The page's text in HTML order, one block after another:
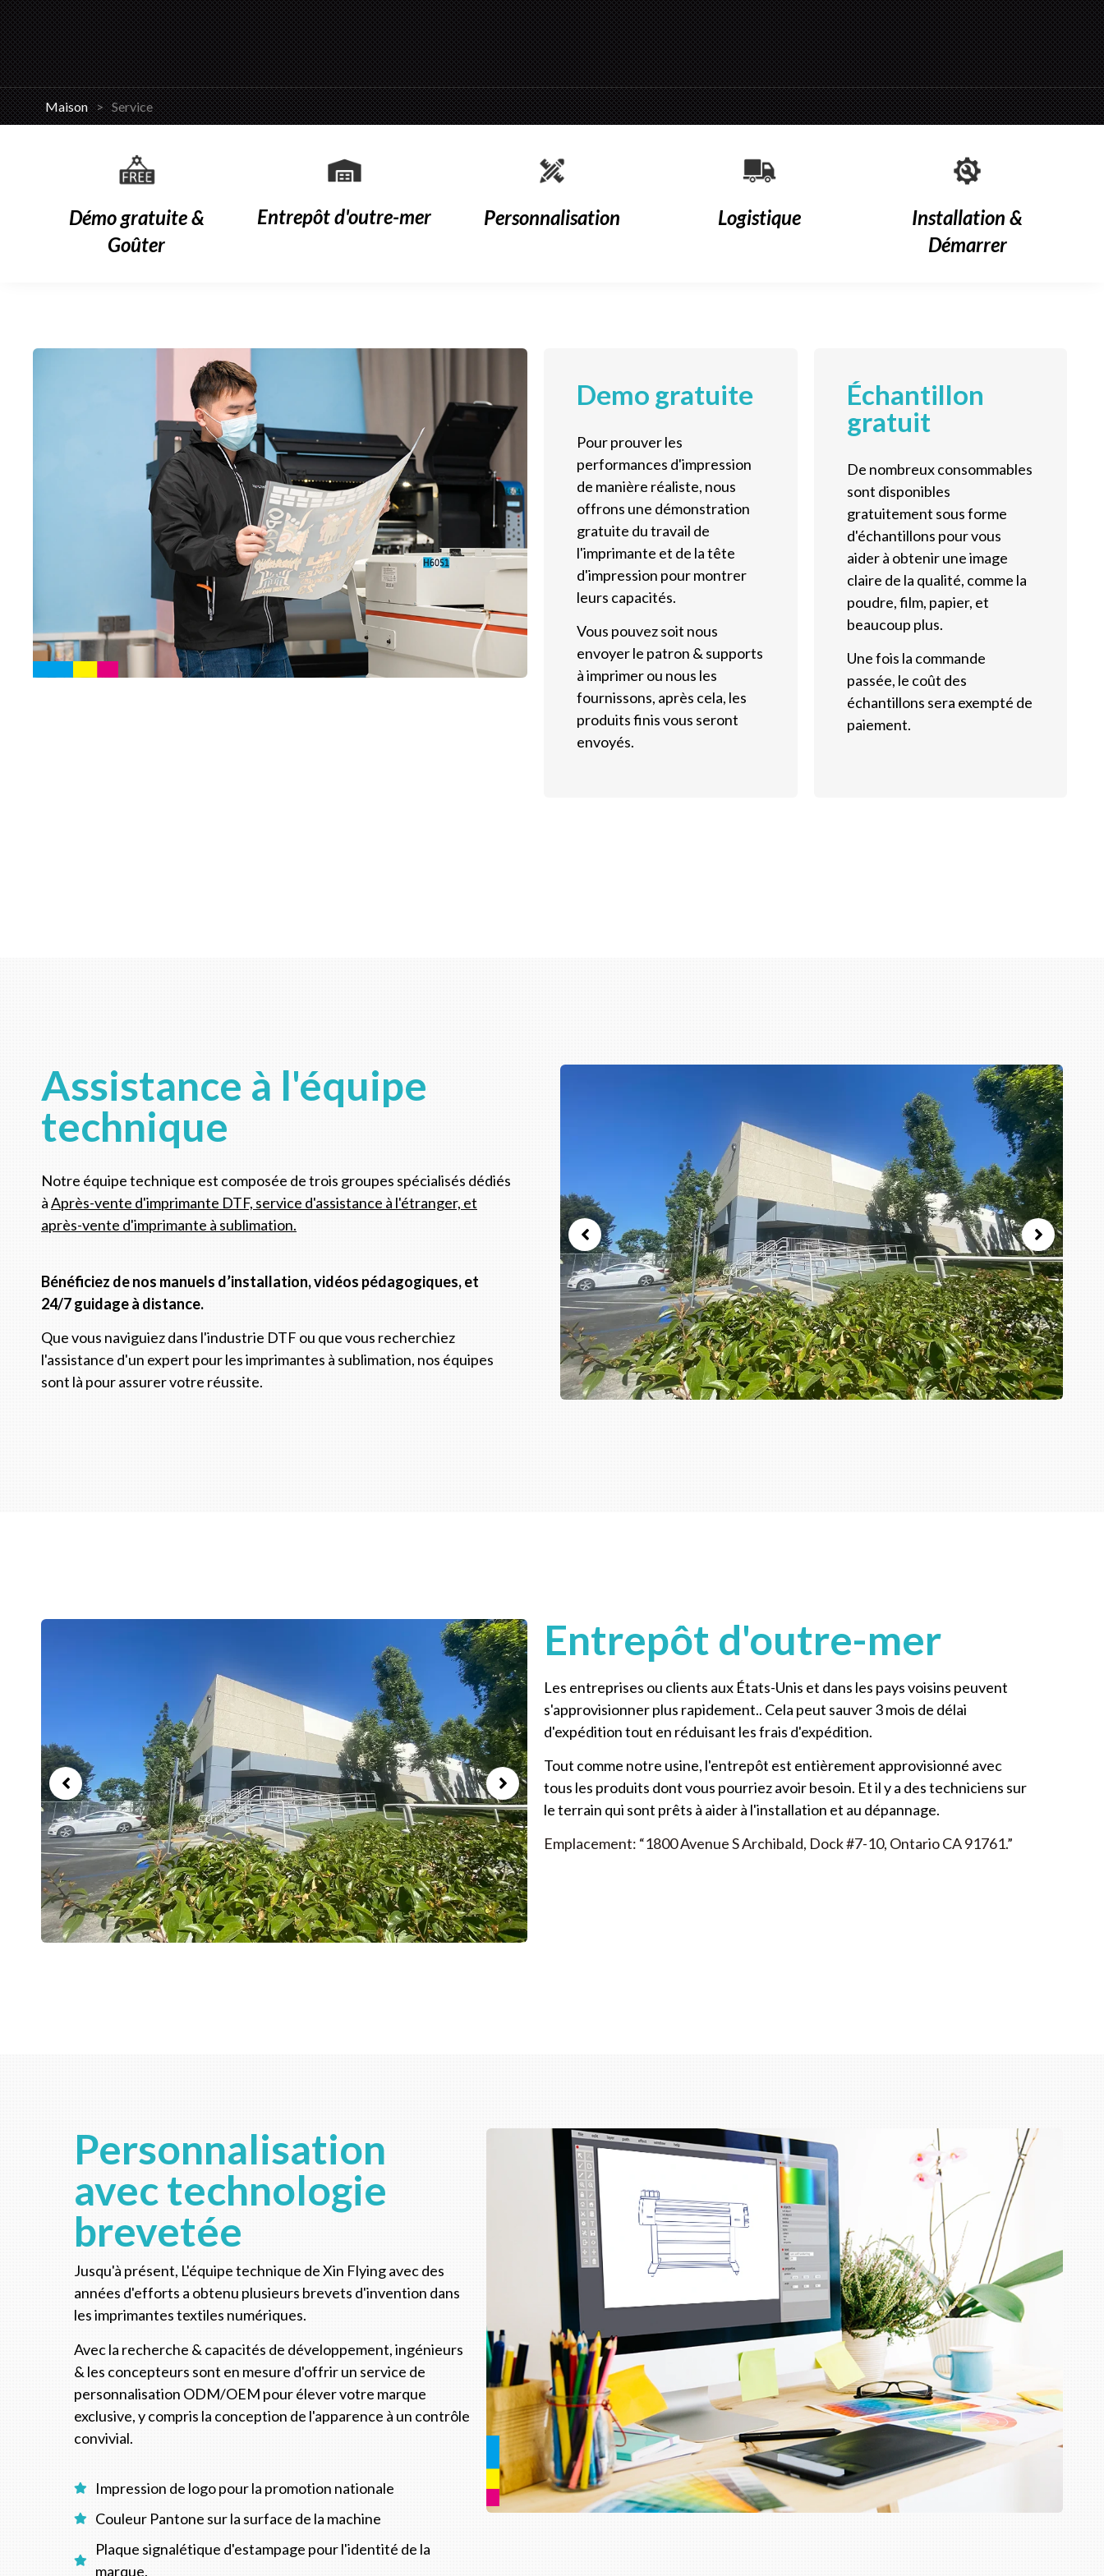
Maison > Service
Démo gratuite &
Goûter
Entrepôt d'outre-mer Personnalisation Logistique
Installation &
Démarrer
Demo gratuite
Pour prouver les
performances d'impression
de manière réaliste, nous
offrons une démonstration
gratuite du travail de
l'imprimante et de la tête
d'impression pour montrer
leurs capacités.
Vous pouvez soit nous
envoyer le patron & supports
à imprimer ou nous les
fournissons, après cela, les
produits finis vous seront
envoyés.
Échantillon
gratuit
De nombreux consommables
sont disponibles
gratuitement sous forme
d'échantillons pour vous
aider à obtenir une image
claire de la qualité, comme la
poudre, film, papier, et
beaucoup plus.
Une fois la commande
passée, le coût des
échantillons sera exempté de
paiement.
Assistance à l'équipe
technique
Notre équipe technique est composée de trois groupes spécialisés dédiés
àAprès-vente d'imprimante DTF, service d'assistance à l'étranger, et
après-vente d'imprimante à sublimation.
Bénéficiez de nos manuels d’installation, vidéos pédagogiques, et
24/7 guidage à distance.
Que vous naviguiez dans l'industrie DTF ou que vous recherchiez
l'assistance d'un expert pour les imprimantes à sublimation, nos équipes
sont là pour assurer votre réussite.
Entrepôt d'outre-mer
Les entreprises ou clients aux États-Unis et dans les pays voisins peuvent
s'approvisionner plus rapidement.. Cela peut sauver 3 mois de délai
d'expédition tout en réduisant les frais d'expédition.
Tout comme notre usine, l'entrepôt est entièrement approvisionné avec
tous les produits dont vous pourriez avoir besoin. Et il y a des techniciens sur
le terrain qui sont prêts à aider à l'installation et au dépannage.
Emplacement: “1800 Avenue S Archibald, Dock #7-10, Ontario CA 91761.”
Personnalisation
avec technologie
brevetée
Jusqu'à présent, L'équipe technique de Xin Flying avec des
années d'efforts a obtenu plusieurs brevets d'invention dans
les imprimantes textiles numériques.
Avec la recherche & capacités de développement, ingénieurs
& les concepteurs sont en mesure d'offrir un service de
personnalisation ODM/OEM pour élever votre marque
exclusive, y compris la conception de l'apparence à un contrôle
convivial.
Impression de logo pour la promotion nationale
Couleur Pantone sur la surface de la machine
Plaque signalétique d'estampage pour l'identité de la
marque.